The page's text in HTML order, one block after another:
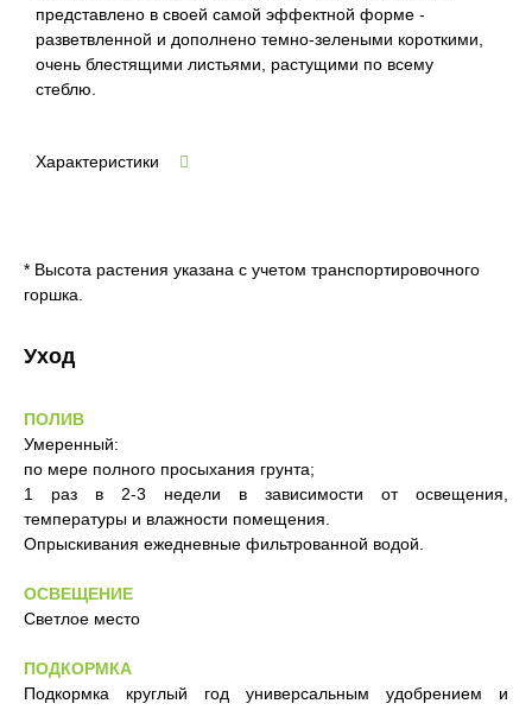
представлено в своей самой эффектной форме -
разветвленной и дополнено темно-зелеными короткими,
очень блестящими листьями, растущими по всему
стеблю.
Характеристики
* Высота растения указана с учетом транспортировочного
горшка.
Уход
ПОЛИВ
Умеренный:
по мере полного просыхания грунта;
1 раз в 2-3 недели в зависимости от освещения,
температуры и влажности помещения.
Опрыскивания ежедневные фильтрованной водой.
ОСВЕЩЕНИЕ
Светлое место
ПОДКОРМКА
Подкормка круглый год универсальным удобрением и